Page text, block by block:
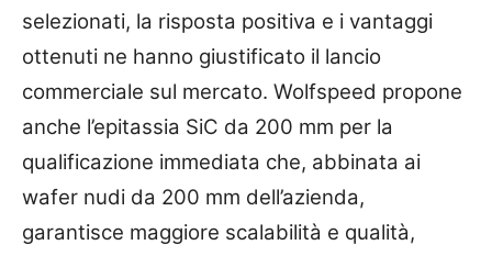
selezionati, la risposta positiva e i vantaggi
ottenuti ne hanno giustificato il lancio
commerciale sul mercato. Wolfspeed propone
anche l’epitassia SiC da 200 mm per la
qualificazione immediata che, abbinata ai
wafer nudi da 200 mm dell’azienda,
garantisce maggiore scalabilità e qualità,